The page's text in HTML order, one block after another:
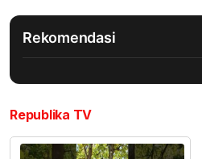
Rekomendasi
Republika TV